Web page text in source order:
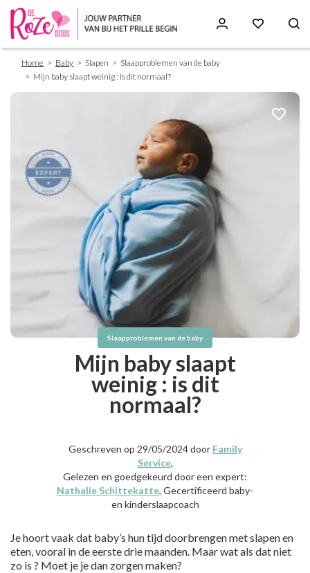
content
Breadcrumb
Home Baby Slapen
Slaapproblemen van de baby
Mijn baby slaapt weinig : is dit normaal?
Slaapproblemen van de baby
Mijn baby slaapt
weinig : is dit
normaal?
Geschreven op 29/05/2024 door Family
Service,
Gelezen en goedgekeurd door een expert:
Nathalie Schittekatte, Gecertificeerd baby-
en kinderslaapcoach
Je hoort vaak dat baby’s hun tijd doorbrengen met slapen en
eten, vooral in de eerste drie maanden. Maar wat als dat niet
zo is ? Moet je je dan zorgen maken?